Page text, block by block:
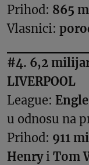
Prihod: 865
Vlasnici:
#4. 6,2
LIVERPOOL
League:
u odnosu na
Prihod: 911
Henryi Tom